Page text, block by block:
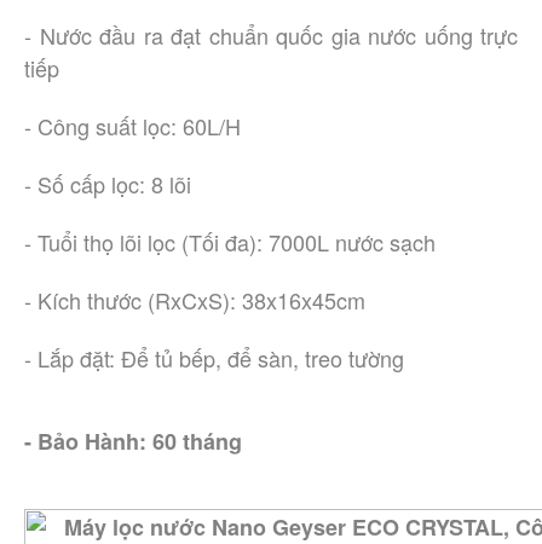
- Nước đầu ra đạt chuẩn quốc gia nước uống trực
tiếp
- Công suất lọc: 60L/H
- Số cấp lọc: 8 lõi
- Tuổi thọ lõi lọc (Tối đa): 7000L nước sạch
- Kích thước (RxCxS): 38x16x45cm
- Lắp đặt: Để tủ bếp, để sàn, treo tường
- Bảo Hành: 60 tháng